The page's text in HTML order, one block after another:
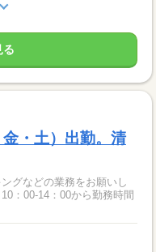
る
・土）出勤。清
グなどの業務をお願いし
：00-14：00から勤務時間